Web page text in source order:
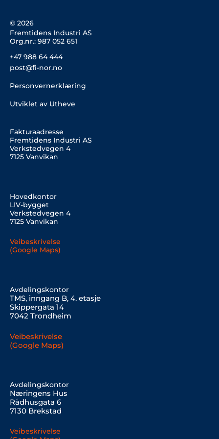
© 2026
Fremtidens Industri AS
Org.nr.: 987 052 651
+47 988 64 444
post@fi-nor.no
Personvernerklæring
Utviklet av Utheve
Fakturaadresse
Fremtidens Industri AS
Verkstedvegen 4
7125 Vanvikan
Hovedkontor
LIV-bygget
Verkstedvegen 4
7125 Vanvikan
Veibeskrivelse
(Google Maps)
Avdelingskontor
TMS, inngang B, 4. etasje
Skippergata 14
7042 Trondheim
Veibeskrivelse
(Google Maps)
Avdelingskontor
Næringens Hus
Rådhusgata 6
7130 Brekstad
Veibeskrivelse